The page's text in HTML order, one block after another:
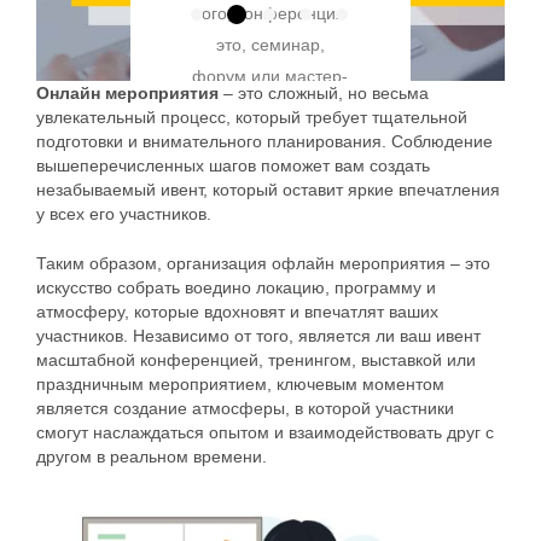
они помогают
покрывать расходы,
предоставляют
дополнительные
ресурсы и
повышают имидж
события. Для
привлечения
спонсоров важно
понимать их…
Read More
того, конференция
это, семинар,
форум или мастер-
класс, программа
играет ключевую
роль в обеспечении
удобства для
помогает всем
участникам
ориентироваться в
пространстве,
находить
необходимую
информацию о
инструментов,
вам привлечь
больше
посетителей и
упростить
организационные
билеты должны
продаваться
непрерывно – и
днем, и…
Read More
помощью
специальных
устройств, в
частности
смартфонов.
Благодаря своей
квадратной форме
особенностям, QR
коды легко
считываются даже
в условиях
повреждения или
плохой…
участников. Она не
только помогает
собирать данные,
необходимые для
организационных
моментов, но и
является важным
улучшения
нетворкинга и
взаимодействия с
аудиторией после
мероприятия.…
Read More
Онлайн мероприятия – это сложный, но весьма
увлекательный процесс, который требует тщательной
подготовки и внимательного планирования. Соблюдение
вышеперечисленных шагов поможет вам создать
незабываемый ивент, который оставит яркие впечатления
у всех его участников.
Таким образом, организация офлайн мероприятия – это
искусство собрать воедино локацию, программу и
атмосферу, которые вдохновят и впечатлят ваших
участников. Независимо от того, является ли ваш ивент
масштабной конференцией, тренингом, выставкой или
праздничным мероприятием, ключевым моментом
является создание атмосферы, в которой участники
смогут наслаждаться опытом и взаимодействовать друг с
другом в реальном времени.